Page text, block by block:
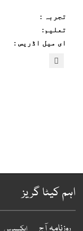
تجربہ :
تعلیم:
ای میل اڈریس :
کیٹا گریز